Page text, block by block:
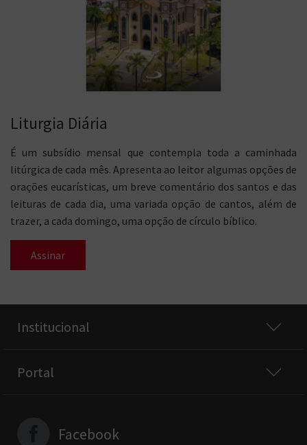
Liturgia Diária
É um subsídio mensal que contempla toda a caminhada
litúrgica de cada mês. Apresenta ao leitor algumas opções de
orações eucarísticas, um breve comentário dos santos e das
leituras de cada dia, uma variada opção de cantos, além de
trazer, a cada domingo, uma opção de círculo bíblico.
Assinar
Institucional
Portal
Facebook